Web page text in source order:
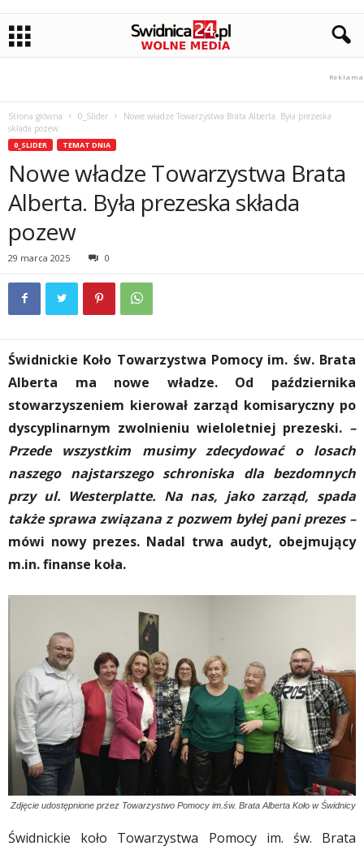
Strona główna 0_Slider
Nowe władze Towarzystwa Brata Alberta. Była prezeska
składa pozew
0_SLIDER TEMAT DNIA
Nowe władze Towarzystwa Brata
Alberta. Była prezeska składa
pozew
29 marca 2025 0
Świdnickie Koło Towarzystwa Pomocy im. św. Brata
Alberta ma nowe władze. Od października
stowarzyszeniem kierował zarząd komisaryczny po
dyscyplinarnym zwolnieniu wieloletniej prezeski. –
Przede wszystkim musimy zdecydować o losach
naszego najstarszego schroniska dla bezdomnych
przy ul. Westerplatte. Na nas, jako zarząd, spada
także sprawa związana z pozwem byłej pani prezes –
mówi nowy prezes. Nadal trwa audyt, obejmujący
m.in. finanse koła.
Zdjęcie udostępnione przez Towarzystwo Pomocy im.św. Brata Alberta Koło w Świdnicy
Świdnickie koło Towarzystwa Pomocy im. św. Brata